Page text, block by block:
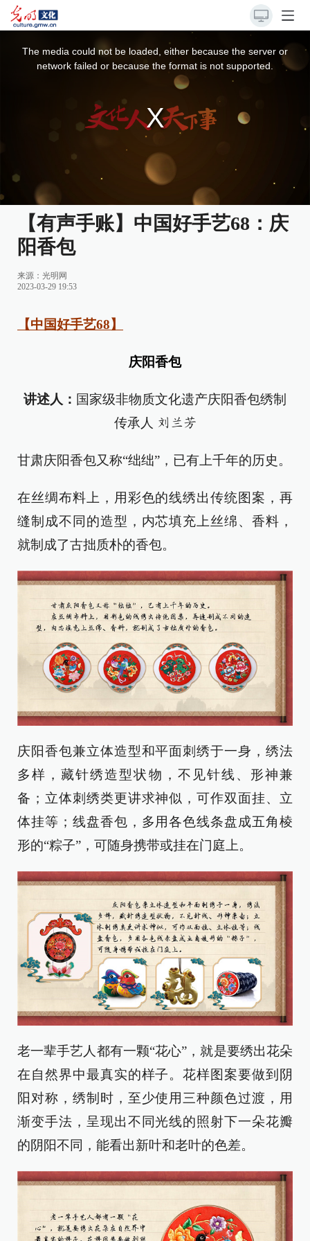
The media could not be loaded, either because the server or
network failed or because the format is not supported.
【有声手账】中国好手艺68：庆
阳香包
来源： 光明网
2023-03-29 19:53
【中国好手艺68】
庆阳香包
讲述人： 国家级非物质文化遗产庆阳香包绣制
传承人 刘兰芳
甘肃庆阳香包又称“绌绌”，已有上千年的历史。
在丝绸布料上，用彩色的线绣出传统图案，再
缝制成不同的造型，内芯填充上丝绵、香料，
就制成了古拙质朴的香包。
庆阳香包兼立体造型和平面刺绣于一身，绣法
多样，藏针绣造型状物，不见针线、形神兼
备；立体刺绣类更讲求神似，可作双面挂、立
体挂等；线盘香包，多用各色线条盘成五角棱
形的“粽子”，可随身携带或挂在门庭上。
老一辈手艺人都有一颗“花心”，就是要绣出花朵
在自然界中最真实的样子。花样图案要做到阴
阳对称，绣制时，至少使用三种颜色过渡，用
渐变手法，呈现出不同光线的照射下一朵花瓣
的阴阳不同，能看出新叶和老叶的色差。